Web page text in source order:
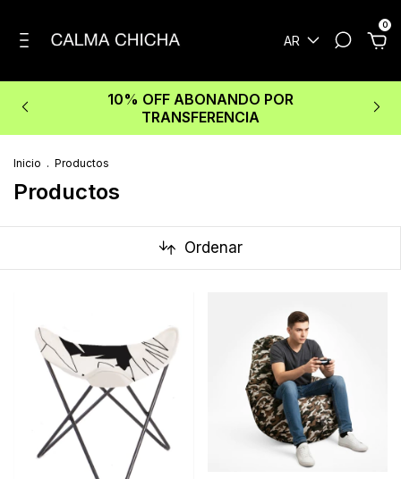
AR
0
10% OFF ABONANDO POR
TRANSFERENCIA
Inicio . Productos
Productos
Ordenar